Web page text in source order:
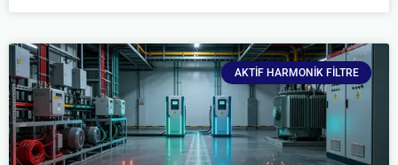
AKTIF HARMONIK FILTRE